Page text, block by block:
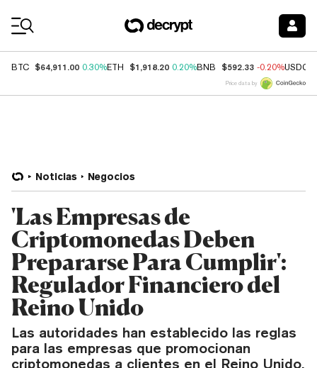
BTC $64,911.00 0.30%ETH $1,918.20 0.20%BNB $592.33 -0.20%USDC
Price data by
Noticias Negocios
'Las Empresas de
Criptomonedas Deben
Prepararse Para Cumplir':
Regulador Financiero del
Reino Unido
Las autoridades han establecido las reglas
para las empresas que promocionan
criptomonedas a clientes en el Reino Unido.